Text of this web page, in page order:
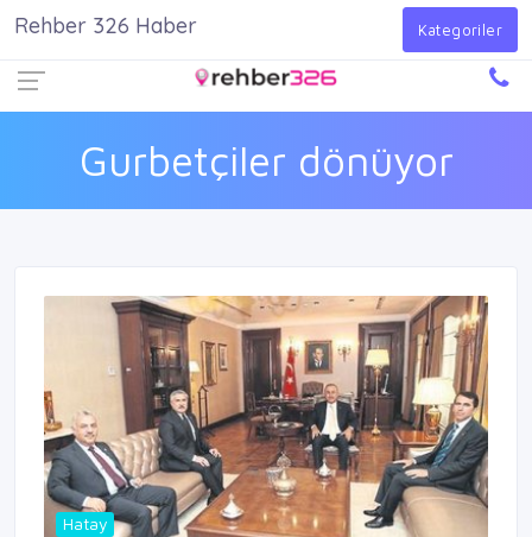
Giriş Yap
Gurbetçiler dönüyor
Rehber 326 Haber Kategoriler
Hatay